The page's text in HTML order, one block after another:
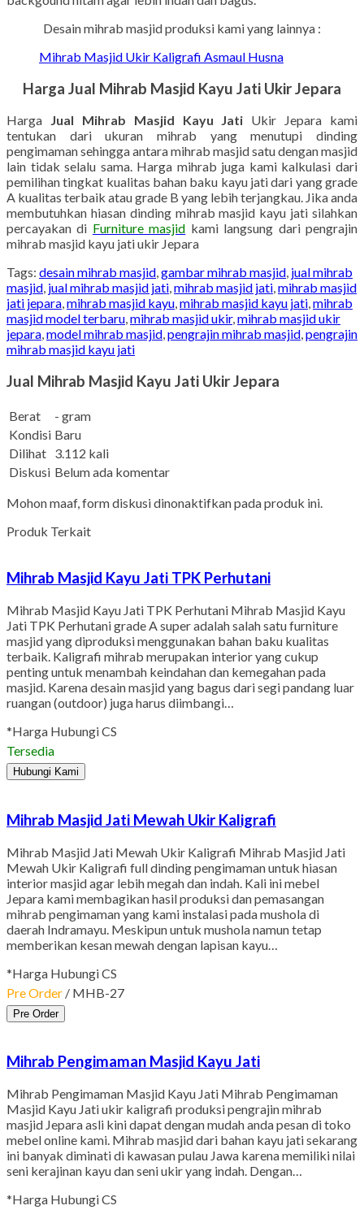
Desain mihrab masjid produksi kami yang lainnya :
Mihrab Masjid Ukir Kaligrafi Asmaul Husna
Harga Jual Mihrab Masjid Kayu Jati Ukir Jepara
Harga Jual Mihrab Masjid Kayu Jati Ukir Jepara kami
tentukan dari ukuran mihrab yang menutupi dinding
pengimaman sehingga antara mihrab masjid satu dengan masjid
lain tidak selalu sama. Harga mihrab juga kami kalkulasi dari
pemilihan tingkat kualitas bahan baku kayu jati dari yang grade
A kualitas terbaik atau grade B yang lebih terjangkau. Jika anda
membutuhkan hiasan dinding mihrab masjid kayu jati silahkan
percayakan di Furniture masjid kami langsung dari pengrajin
mihrab masjid kayu jati ukir Jepara
Tags: desain mihrab masjid,gambar mihrab masjid, jual mihrab
masjid, jual mihrab masjid jati,mihrab masjid jati,mihrab masjid
jati jepara,mihrab masjid kayu,mihrab masjid kayu jati,mihrab
masjid model terbaru,mihrab masjid ukir,mihrab masjid ukir
jepara,model mihrab masjid,pengrajin mihrab masjid,pengrajin
mihrab masjid kayu jati
Jual Mihrab Masjid Kayu Jati Ukir Jepara
Berat
- gram
Kondisi Baru
Dilihat 3.112 kali
Diskusi Belum ada komentar
Mohon maaf, form diskusi dinonaktifkan pada produk ini.
Produk Terkait
Mihrab Masjid Kayu Jati TPK Perhutani
Mihrab Masjid Kayu Jati TPK Perhutani Mihrab Masjid Kayu
Jati TPK Perhutani grade A super adalah salah satu furniture
masjid yang diproduksi menggunakan bahan baku kualitas
terbaik. Kaligrafi mihrab merupakan interior yang cukup
penting untuk menambah keindahan dan kemegahan pada
masjid. Karena desain masjid yang bagus dari segi pandang luar
ruangan (outdoor) juga harus diimbangi…
*Harga Hubungi CS
Tersedia
Hubungi Kami
Mihrab Masjid Jati Mewah Ukir Kaligrafi
Mihrab Masjid Jati Mewah Ukir Kaligrafi Mihrab Masjid Jati
Mewah Ukir Kaligrafi full dinding pengimaman untuk hiasan
interior masjid agar lebih megah dan indah. Kali ini mebel
Jepara kami membagikan hasil produksi dan pemasangan
mihrab pengimaman yang kami instalasi pada mushola di
daerah Indramayu. Meskipun untuk mushola namun tetap
memberikan kesan mewah dengan lapisan kayu…
*Harga Hubungi CS
Pre Order / MHB-27
Pre Order
Mihrab Pengimaman Masjid Kayu Jati
Mihrab Pengimaman Masjid Kayu Jati Mihrab Pengimaman
Masjid Kayu Jati ukir kaligrafi produksi pengrajin mihrab
masjid Jepara asli kini dapat dengan mudah anda pesan di toko
mebel online kami. Mihrab masjid dari bahan kayu jati sekarang
ini banyak diminati di kawasan pulau Jawa karena memiliki nilai
seni kerajinan kayu dan seni ukir yang indah. Dengan…
*Harga Hubungi CS